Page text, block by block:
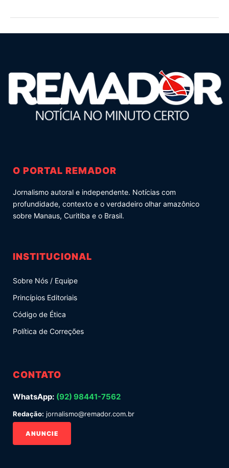
O PORTAL REMADOR
Jornalismo autoral e independente. Notícias com
profundidade, contexto e o verdadeiro olhar amazônico
sobre Manaus, Curitiba e o Brasil.
INSTITUCIONAL
Sobre Nós / Equipe
Princípios Editoriais
Código de Ética
Política de Correções
CONTATO
WhatsApp: (92) 98441-7562
Redação: jornalismo@remador.com.br
ANUNCIE